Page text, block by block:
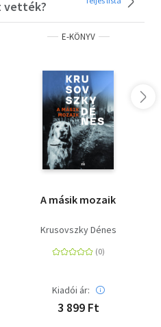
vették?
E-KÖNYV
A másik mozaik
Krusovszky Dénes
Kiadói ár:
3 899 Ft